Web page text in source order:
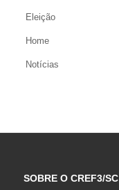
Eleição
Home
Notícias
SOBRE O CREF3/SC